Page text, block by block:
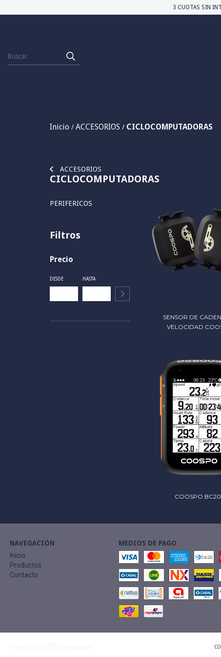
3 CUOTAS SIN
Inicio / ACCESORIOS / CICLOCOMPUTADORAS
ACCESORIOS
CICLOCOMPUTADORAS
PERIFERICOS
Filtros
Precio
DESDE HASTA
SENSOR DE
VELOCIDAD
COOSPO
NAVEGACIÓN
Inicio
Productos
Contacto
MEDIOS DE PAGO